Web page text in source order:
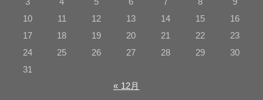
10
11 12 13 14 15
16
17
18 19 20 21 22
23
24
25 26 27 28 29
30
31
« 12月